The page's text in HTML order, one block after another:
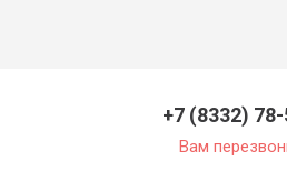
+7 (8332)
Вам